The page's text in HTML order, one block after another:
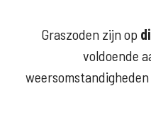
Graszoden zijn op
voldoende